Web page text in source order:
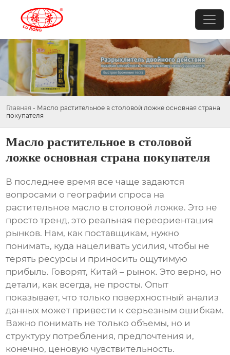
Главная - Масло растительное в столовой ложке основная страна
покупателя
Масло растительное в столовой
ложке основная страна покупателя
В последнее время все чаще задаются
вопросами о географии спроса на
растительное масло в столовой ложке. Это не
просто тренд, это реальная переориентация
рынков. Нам, как поставщикам, нужно
понимать, куда нацеливать усилия, чтобы не
терять ресурсы и приносить ощутимую
прибыль. Говорят, Китай – рынок. Это верно, но
детали, как всегда, не просты. Опыт
показывает, что только поверхностный анализ
данных может привести к серьезным ошибкам.
Важно понимать не только объемы, но и
структуру потребления, предпочтения и,
конечно, ценовую чувствительность.